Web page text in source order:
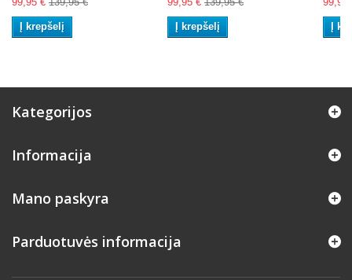
Į krepšelį Į krepšelį Į
Kategorijos
Informacija
Mano paskyra
Parduotuvės informacija